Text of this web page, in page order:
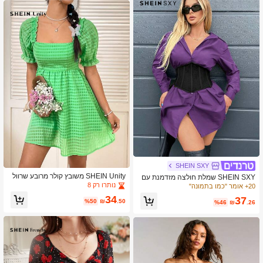
SHEIN SXY
SHEIN SXY שמלת חולצה מזדמנת עם
שרוולים ארוכים לנשים עם חזה חד מותן
20+ אומר "כמו בתמונה"
₪37 .26
%46
SHEIN Unity משובץ קולר מרובע שרוול
מנופח שמלת חגורה
נותרו רק 8
₪34.50
%50